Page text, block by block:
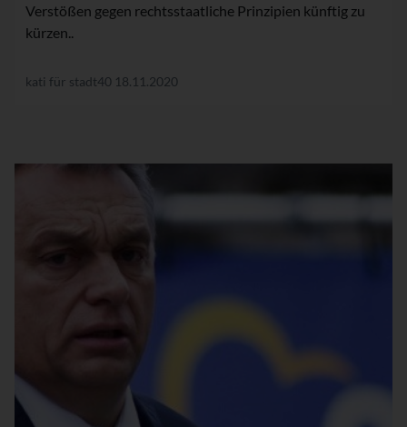
Verstößen gegen rechtsstaatliche Prinzipien künftig zu
kürzen..
kati für stadt40 18.11.2020